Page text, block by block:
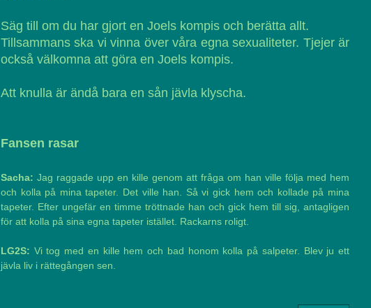
Säg till om du har gjort en Joels kompis och berätta allt.
Tillsammans ska vi vinna över våra egna sexualiteter. Tjejer är
också välkomna att göra en Joels kompis.
Att knulla är ändå bara en sån jävla klyscha.
Fansen rasar
Sacha: Jag raggade upp en kille genom att fråga om han ville följa med hem
och kolla på mina tapeter. Det ville han. Så vi gick hem och kollade på mina
tapeter. Efter ungefär en timme tröttnade han och gick hem till sig, antagligen
för att kolla på sina egna tapeter istället. Rackarns roligt.
LG2S: Vi tog med en kille hem och bad honom kolla på salpeter. Blev ju ett
jävla liv i rättegången sen.